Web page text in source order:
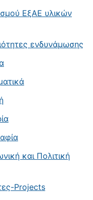
ΕξΑΕ υλικών
ενδυνάμωσης
και Πολιτική
Projects